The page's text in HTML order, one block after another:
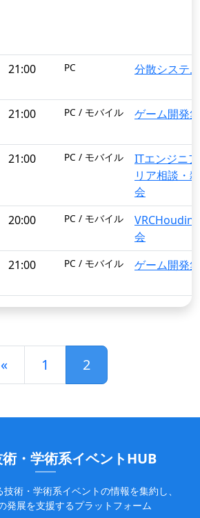
21:00 PC 分散システ
21:00 PC / モバイル ゲーム開発
21:00 PC / モバイル
ITエンジニ
リア相談・
会
20:00 PC / モバイル
VRCHoudini
会
21:00 PC / モバイル ゲーム開発
« 1 2
・学術系イベントHUB
術・学術系イベントの情報を集約し、
発展を支援するプラットフォーム